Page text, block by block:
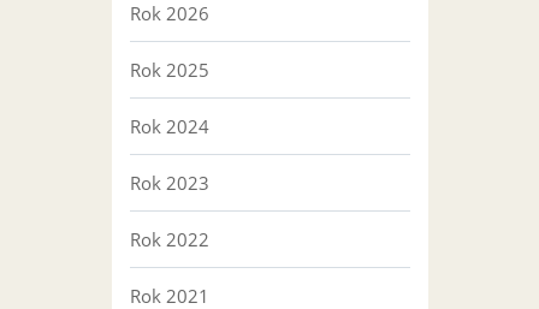
Rok 2026
Rok 2025
Rok 2024
Rok 2023
Rok 2022
Rok 2021